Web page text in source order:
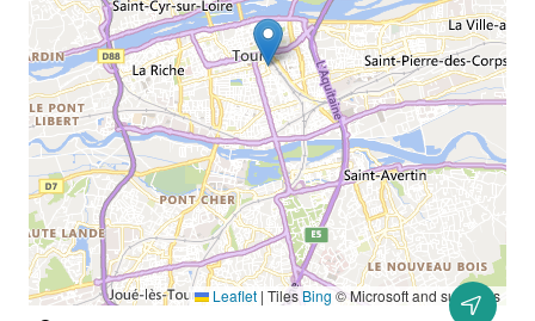
Leaflet | Tiles Bing © Microsoft and suppliers
l'
o
r
g
a
n
i